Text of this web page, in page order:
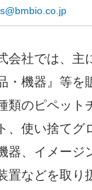
会社では、主
・機器』等を
類のピペット
、使い捨てグ
器、イメージ
置などを取り